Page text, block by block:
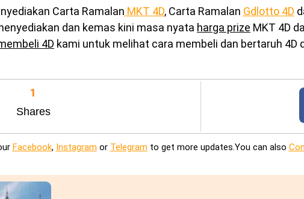
Carta Ramalan MKT 4D, Carta Ramalan Gdlotto 4D
dan kemas kini masa nyata harga prize MKT 4D
4D kami untuk melihat cara membeli dan bertaruh
Shares
1
Facebook, Instagram or Telegram to get more updates.You can also